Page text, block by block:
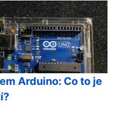
Arduino: Co to je